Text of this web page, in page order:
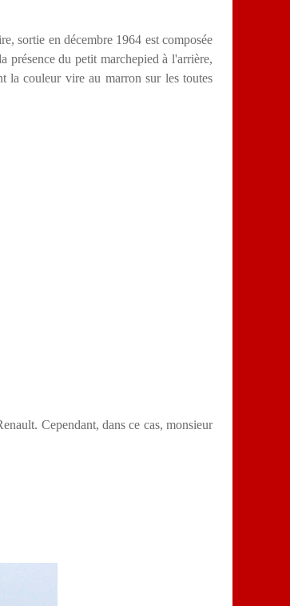
sortie en décembre 1964 est composée
présence du petit marchepied à l'arrière,
la couleur vire au marron sur les toutes
Cependant, dans ce cas, monsieur